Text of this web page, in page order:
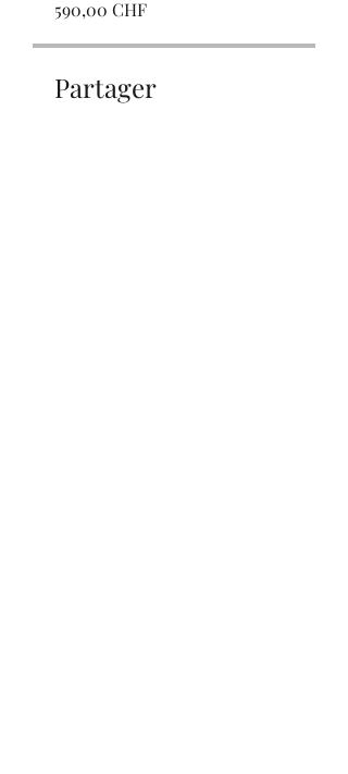
590,00 CHF
Partager